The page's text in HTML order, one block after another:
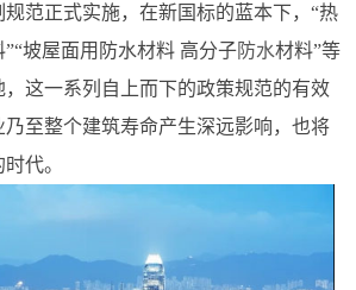
范正式实施，在新国标的蓝本下，“热
坡屋面用防水材料 高分子防水材料”等
这一系列自上而下的政策规范的有效
至整个建筑寿命产生深远影响，也将
代。